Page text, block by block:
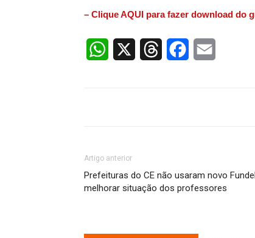
– Clique AQUI para fazer download do
WhatsApp ThreadsFacebook
Artigo anterior
Prefeituras do CE não usaram novo
melhorar situação dos professores